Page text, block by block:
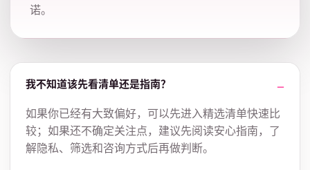
诺。
我不知道该先看清单还是指南？
如果你已经有大致偏好，可以先进入精选清单快速比
较；如果还不确定关注点，建议先阅读安心指南，了
解隐私、筛选和咨询方式后再做判断。